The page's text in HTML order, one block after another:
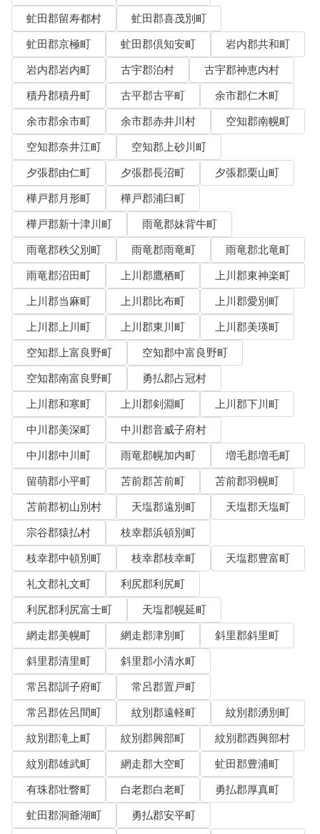
虻田郡留寿都村
虻田郡喜茂別町
虻田郡京極町
虻田郡倶知安町
岩内郡共和町
岩内郡岩内町
古宇郡泊村
古宇郡神恵内村
積丹郡積丹町
古平郡古平町
余市郡仁木町
余市郡余市町
余市郡赤井川村
空知郡南幌町
空知郡奈井江町
空知郡上砂川町
夕張郡由仁町
夕張郡長沼町
夕張郡栗山町
樺戸郡月形町
樺戸郡浦臼町
樺戸郡新十津川町
雨竜郡妹背牛町
雨竜郡秩父別町
雨竜郡雨竜町
雨竜郡北竜町
雨竜郡沼田町
上川郡鷹栖町
上川郡東神楽町
上川郡当麻町
上川郡比布町
上川郡愛別町
上川郡上川町
上川郡東川町
上川郡美瑛町
空知郡上富良野町
空知郡中富良野町
空知郡南富良野町
勇払郡占冠村
上川郡和寒町
上川郡剣淵町
上川郡下川町
中川郡美深町
中川郡音威子府村
中川郡中川町
雨竜郡幌加内町
増毛郡増毛町
留萌郡小平町
苫前郡苫前町
苫前郡羽幌町
苫前郡初山別村
天塩郡遠別町
天塩郡天塩町
宗谷郡猿払村
枝幸郡浜頓別町
枝幸郡中頓別町
枝幸郡枝幸町
天塩郡豊富町
礼文郡礼文町
利尻郡利尻町
利尻郡利尻富士町
天塩郡幌延町
網走郡美幌町
網走郡津別町
斜里郡斜里町
斜里郡清里町
斜里郡小清水町
常呂郡訓子府町
常呂郡置戸町
常呂郡佐呂間町
紋別郡遠軽町
紋別郡湧別町
紋別郡滝上町
紋別郡興部町
紋別郡西興部村
紋別郡雄武町
網走郡大空町
虻田郡豊浦町
有珠郡壮瞥町
白老郡白老町
勇払郡厚真町
虻田郡洞爺湖町
勇払郡安平町